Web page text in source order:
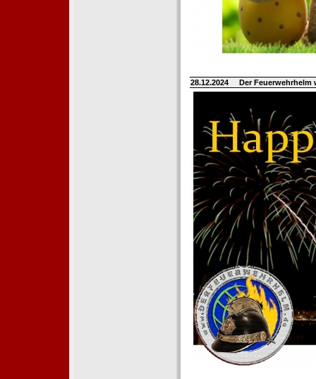
28.12.2024 Der